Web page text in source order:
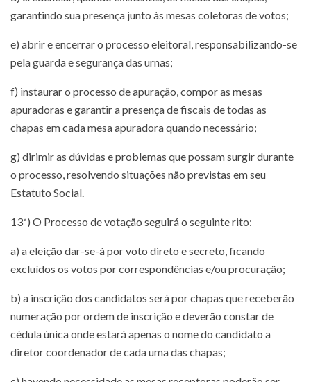
garantindo sua presença junto às mesas coletoras de votos;
e) abrir e encerrar o processo eleitoral, responsabilizando-se
pela guarda e segurança das urnas;
f) instaurar o processo de apuração, compor as mesas
apuradoras e garantir a presença de fiscais de todas as
chapas em cada mesa apuradora quando necessário;
g) dirimir as dúvidas e problemas que possam surgir durante
o processo, resolvendo situações não previstas em seu
Estatuto Social.
13ª) O Processo de votação seguirá o seguinte rito:
a) a eleição dar-se-á por voto direto e secreto, ficando
excluídos os votos por correspondências e/ou procuração;
b) a inscrição dos candidatos será por chapas que receberão
numeração por ordem de inscrição e deverão constar de
cédula única onde estará apenas o nome do candidato a
diretor coordenador de cada uma das chapas;